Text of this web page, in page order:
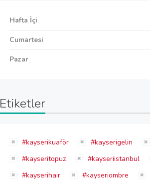
Hafta İçi
Cumartesi
Pazar
Etiketler
#kayserikuaför #kayserigelin
#kayseritopuz
#kayseriistanbul
#kayserihair
#kayseriombre